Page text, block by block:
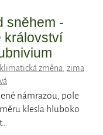
sněhem -
království
klimatická změna, zima
námrazou, pole
klesla hluboko